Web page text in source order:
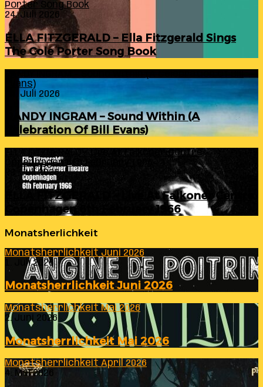
Porter Song Book
24. Juli 2026
ELLA FITZGERALD – Ella Fitzgerald Sings
The Cole Porter Song Book
Evans)
24. Juli 2026
RANDY INGRAM – Sound Within (A
Celebration Of Bill Evans)
ELLA FITZGERALD – Live At Falkoner Centre
Copenhagen 6th February 1966
23. Juli 2026
ELLA FITZGERALD – Live At Falkoner Centre
Copenhagen 6th February 1966
Monatsherlichkeit
Monatsherrlichkeit Juni 2026
1. Juli 2026
Monatsherrlichkeit Juni 2026
Monatsherrlichkeit Mai 2026
2. Juni 2026
Monatsherrlichkeit Mai 2026
Monatsherrlichkeit April 2026
4. Mai 2026